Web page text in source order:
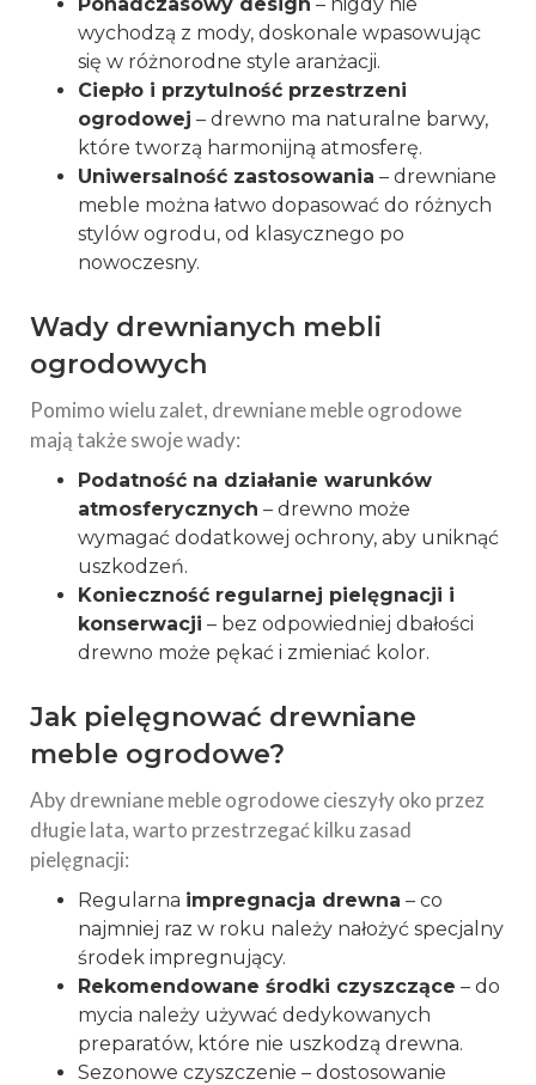
wychodzą z mody, doskonale wpasowując
się w różnorodne style aranżacji.
Ciepło i przytulność przestrzeni
ogrodowej – drewno ma naturalne barwy,
które tworzą harmonijną atmosferę.
Uniwersalność zastosowania – drewniane
meble można łatwo dopasować do różnych
stylów ogrodu, od klasycznego po
nowoczesny.
Wady drewnianych mebli
ogrodowych
Pomimo wielu zalet, drewniane meble ogrodowe
mają także swoje wady:
Podatność na działanie warunków
atmosferycznych – drewno może
wymagać dodatkowej ochrony, aby uniknąć
uszkodzeń.
Konieczność regularnej pielęgnacji i
konserwacji – bez odpowiedniej dbałości
drewno może pękać i zmieniać kolor.
Jak pielęgnować drewniane
meble ogrodowe?
Aby drewniane meble ogrodowe cieszyły oko przez
długie lata, warto przestrzegać kilku zasad
pielęgnacji:
Regularna impregnacja drewna – co
najmniej raz w roku należy nałożyć specjalny
środek impregnujący.
Rekomendowane środki czyszczące – do
mycia należy używać dedykowanych
preparatów, które nie uszkodzą drewna.
Sezonowe czyszczenie – dostosowanie